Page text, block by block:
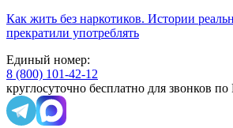
Как жить без наркотиков. Истории
прекратили употреблять
Единый номер:
8 (800) 101-42-12
круглосуточно бесплатно для звонков